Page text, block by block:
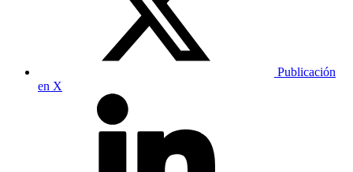
Publicación
en X